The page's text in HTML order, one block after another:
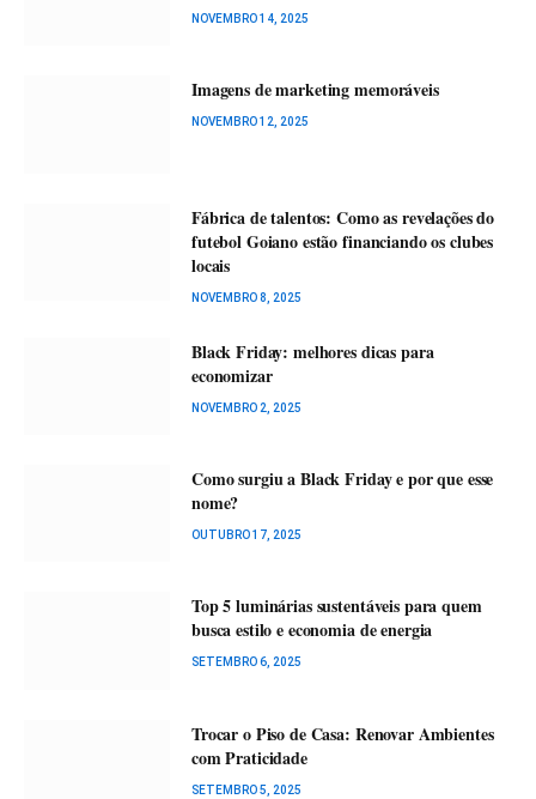
NOVEMBRO 14, 2025
Imagens de marketing memoráveis
NOVEMBRO 12, 2025
Fábrica de talentos: Como as revelações do
futebol Goiano estão financiando os clubes
locais
NOVEMBRO 8, 2025
Black Friday: melhores dicas para
economizar
NOVEMBRO 2, 2025
Como surgiu a Black Friday e por que esse
nome?
OUTUBRO 17, 2025
Top 5 luminárias sustentáveis para quem
busca estilo e economia de energia
SETEMBRO 6, 2025
Trocar o Piso de Casa: Renovar Ambientes
com Praticidade
SETEMBRO 5, 2025